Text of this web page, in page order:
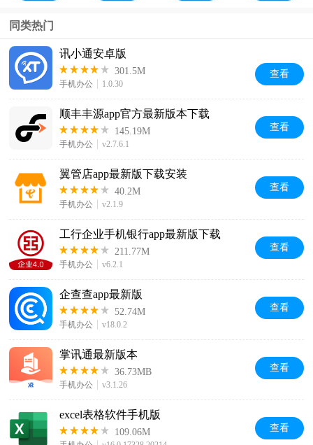
同类热门
讯小通安卓版
301.5M
手机办公 1.0.30
查看
顺丰丰源app官方最新版本下载
145.19M
手机办公 v2.7.6.1
查看
翼管店app最新版下载安装
40.2M
手机办公 v2.1.9
查看
工行企业手机银行app最新版下载
211.77M
手机办公 v6.2.1
查看
企查查app最新版
52.74M
手机办公 v18.0.2
查看
掌讯通最新版本
36.73MB
手机办公 v3.1.26
查看
excel表格软件手机版
109.06M 查看